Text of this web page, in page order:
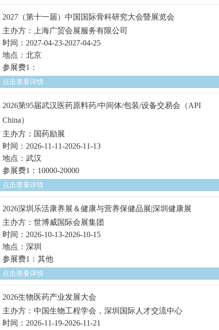
2027（第十一届）中国国际骨科研究大会暨展览会
主办方：上海广贸会展服务有限公司
时间：2027-04-23-2027-04-25
地点：北京
参展费1：
点击查看详情
2026第95届武汉医药原料药/中间体/包装/设备交易会（API
China）
主办方：国药励展
时间：2026-11-11-2026-11-13
地点：武汉
参展费1：10000-20000
点击查看详情
2026深圳乐活康养展＆健康与营养保健品展|深圳健康展
主办方：世博威国际会展集团
时间：2026-10-13-2026-10-15
地点：深圳
参展费1：其他
点击查看详情
2026生物医药产业发展大会
主办方：中国生物工程学会，深圳国际人才交流中心
时间：2026-11-19-2026-11-21